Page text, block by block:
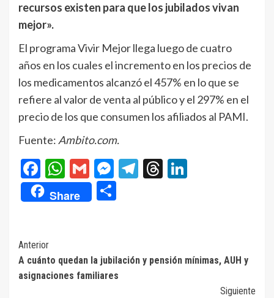
recursos existen para que los jubilados vivan
mejor».
El programa Vivir Mejor llega luego de cuatro
años en los cuales el incremento en los precios de
los medicamentos alcanzó el 457% en lo que se
refiere al valor de venta al público y el 297% en el
precio de los que consumen los afiliados al PAMI.
Fuente: Ambito.com.
Facebook
WhatsApp
GmailMessenger
Telegram
Threads
Share
Navegación
de
entradas
Anterior
A cuánto quedan la jubilación y pensión mínimas, AUH y
asignaciones familiares
Siguiente